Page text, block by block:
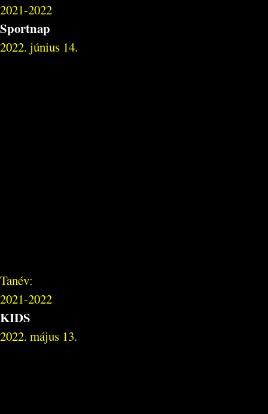
2021-2022
Sportnap
2022. június 14.
Tanév:
2021-2022
KIDS
2022. május 13.